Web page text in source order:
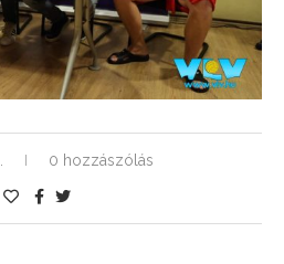
0 hozzászólás